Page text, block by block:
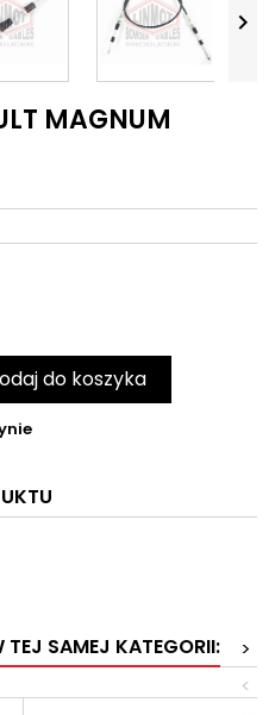


MAGNUM
do koszyka
TEJ SAMEJ KATEGORII:
>
<